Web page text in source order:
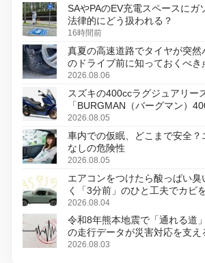
SAやPAのEV充電スペースにガ
法律的にどう扱われる？
16時間前
真夏の高速道路でタイヤが突
のドライブ前に知っておくべき
2026.08.06
スズキの400ccラグジュアリー
「BURGMAN（バーグマン）
変更し、8月18日に発売
2026.08.05
車内での仮眠、どこまで安全？
なしの危険性
2026.08.05
エアコンをつけたら酸っぱい
く「3分前」のひと工夫でカビ
2026.08.04
令和8年熊本地震で「通れる道
の走行データが災害対応を支え
2026.08.03